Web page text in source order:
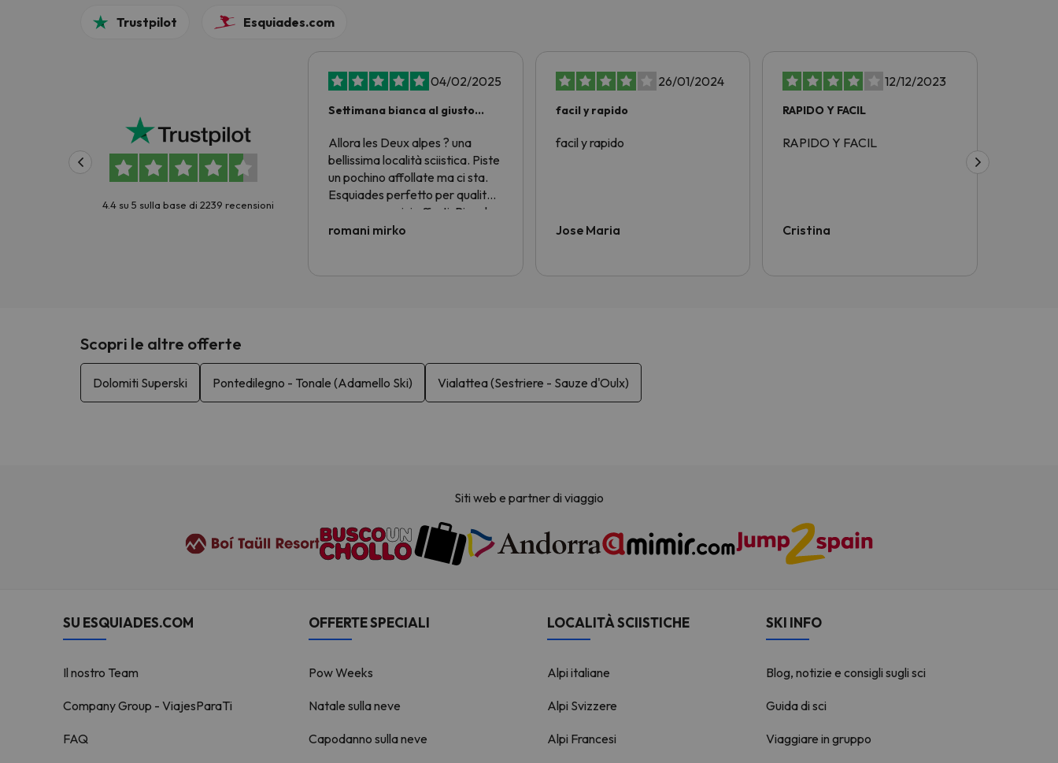
Trustpilot Esquiades.com
4.4 su 5 sulla base di 2239 recensioni
04/02/2025
Settimana bianca al giusto
Allora les Deux alpes ? una
bellissima località sciistica. Piste
un pochino affollate ma ci sta.
Esquiades perfetto per qualità
prezzo e servizi offerti. Piccola
critica alla nostra bella Italia....
costretto ad andare in Francia....
noleggio.
romani mirko
26/01/2024
facil y rapido
facil y rapido
Jose Maria
12/12/2023
RAPIDO Y FACIL
RAPIDO Y FACIL
Cristina
Scopri le altre offerte
Dolomiti Superski Pontedilegno - Tonale (Adamello Ski) Vialattea (Sestriere - Sauze d'Oulx)
Siti web e partner di viaggio
SU ESQUIADES.COM
Il nostro Team
Company Group - ViajesParaTi
FAQ
OFFERTE SPECIALI
Pow Weeks
Natale sulla neve
Capodanno sulla neve
LOCALITÀ SCIISTICHE
Alpi italiane
Alpi Svizzere
Alpi Francesi
SKI INFO
Blog, notizie e consigli sugli sci
Guida di sci
Viaggiare in gruppo